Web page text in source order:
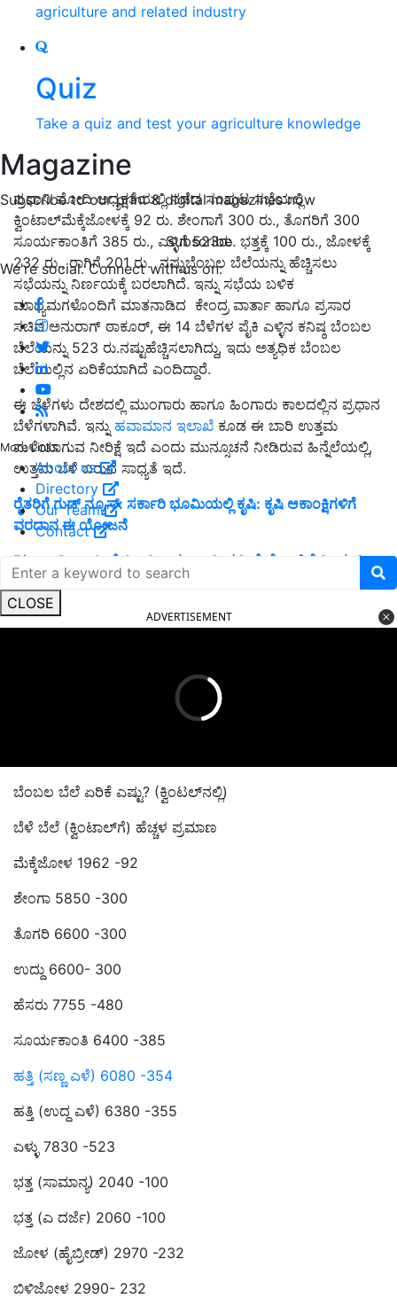
agriculture and related industry
Quiz
Take a quiz and test your agriculture knowledge
Magazine
Subscribe to our print & digital magazines now
Subscribe
We're social. Connect with us on:
More Links
About us
Directory
Our Team
Contact
CLOSE
ಪ್ರಧಾನಿ ಮೋದಿ ಅಧ್ಯಕ್ಷತೆಯಲ್ಲಿ ನಡೆದ ಸಂಪುಟ ಸಭೆಯಲ್ಲಿ
ಕ್ವಿಂಟಾಲ್‌ಮೆಕ್ಕೆಜೋಳಕ್ಕೆ 92 ರು. ಶೇಂಗಾಗೆ 300 ರು., ತೊಗರಿಗೆ 300
ಸೂರ್ಯಕಾಂತಿಗೆ 385 ರು., ಎಳ್ಳಿಗೆ 523ರು. ಭತ್ತಕ್ಕೆ 100 ರು., ಜೋಳಕ್ಕೆ
232 ರು., ರಾಗಿಗೆ 201 ರು. ನಷ್ಟುಬೆಂಬಲ ಬೆಲೆಯನ್ನು ಹೆಚ್ಚಿಸಲು
ಸಭೆಯನ್ನು ನಿರ್ಣಯಕ್ಕೆ ಬರಲಾಗಿದೆ. ಇನ್ನು ಸಭೆಯ ಬಳಿಕ
ಮಾಧ್ಯಮಗಳೊಂದಿಗೆ ಮಾತನಾಡಿದ ಕೇಂದ್ರ ವಾರ್ತಾ ಹಾಗೂ ಪ್ರಸಾರ
ಸಚಿವ ಅನುರಾಗ್‌ ಠಾಕೂರ್‌, ಈ 14 ಬೆಳೆಗಳ ಪೈಕಿ ಎಳ್ಳಿನ ಕನಿಷ್ಠ ಬೆಂಬಲ
ಬೆಲೆಯನ್ನು 523 ರು.ನಷ್ಟುಹೆಚ್ಚಿಸಲಾಗಿದ್ದು, ಇದು ಅತ್ಯಧಿಕ ಬೆಂಬಲ
ಬೆಲೆಯಲ್ಲಿನ ಏರಿಕೆಯಾಗಿದೆ ಎಂದಿದ್ದಾರೆ.
ಈ ಬೆಳೆಗಳು ದೇಶದಲ್ಲಿ ಮುಂಗಾರು ಹಾಗೂ ಹಿಂಗಾರು ಕಾಲದಲ್ಲಿನ ಪ್ರಧಾನ
ಬೆಳೆಗಳಾಗಿವೆ. ಇನ್ನು ಹವಾಮಾನ ಇಲಾಖೆ ಕೂಡ ಈ ಬಾರಿ ಉತ್ತಮ
ಮಳೆಯಾಗುವ ನೀರಿಕ್ಷೆ ಇದೆ ಎಂದು ಮುನ್ಸೂಚನೆ ನೀಡಿರುವ ಹಿನ್ನೆಲೆಯಲ್ಲಿ,
ಉತ್ತಮ ಬೆಳೆ ಬರುವ ಸಾಧ್ಯತೆ ಇದೆ.
ರೈತರಿಗೆ ಗುಡ್ ನ್ಯೂಸ್: ಸರ್ಕಾರಿ ಭೂಮಿಯಲ್ಲಿ ಕೃಷಿ: ಕೃಷಿ ಆಕಾಂಕ್ಷಿಗಳಿಗೆ
ವರದಾನ ಈ ಯೋಜನೆ
Bitter Gourd :ಹೈಬ್ರೀಡ್‌ ಹಾಗಲಕಾಯಿ ಕೃಷಿ ಹೇಗೆ..ಇಲ್ಲಿದೆ ಸಿಂಪಲ್‌
ಟಿಪ್ಸ್‌
ADVERTISEMENT
ಬೆಂಬಲ ಬೆಲೆ ಏರಿಕೆ ಎಷ್ಟು? (ಕ್ವಿಂಟಲ್‌ನಲ್ಲಿ)
ಬೆಳೆ ಬೆಲೆ (ಕ್ವಿಂಟಾಲ್‌ಗೆ) ಹೆಚ್ಚಳ ಪ್ರಮಾಣ
ಮೆಕ್ಕೆಜೋಳ 1962 -92
ಶೇಂಗಾ 5850 -300
ತೊಗರಿ 6600 -300
ಉದ್ದು 6600- 300
ಹೆಸರು 7755 -480
ಸೂರ್ಯಕಾಂತಿ 6400 -385
ಹತ್ತಿ (ಸಣ್ಣ ಎಳೆ) 6080 -354
ಹತ್ತಿ (ಉದ್ದ ಎಳೆ) 6380 -355
ಎಳ್ಳು 7830 -523
ಭತ್ತ (ಸಾಮಾನ್ಯ) 2040 -100
ಭತ್ತ (ಎ ದರ್ಜೆ) 2060 -100
ಜೋಳ (ಹೈಬ್ರೀಡ್‌) 2970 -232
ಬಿಳಿಜೋಳ 2990- 232